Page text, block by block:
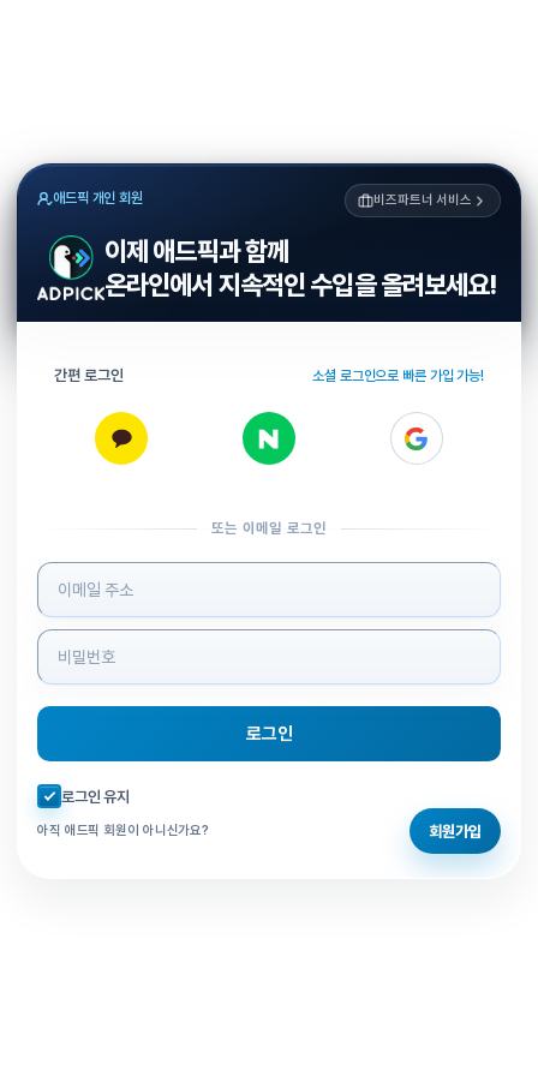
애드픽 개인 회원 비즈파트너 서비스
이제 애드픽과 함께
온라인에서 지속적인 수입을 올려보세요!
간편 로그인 소셜 로그인으로 빠른 가입 가능!
또는 이메일 로그인
로그인 정보 입력
로그인
자동로그인 체크
로그인 유지
아직 애드픽 회원이 아니신가요? 회원가입